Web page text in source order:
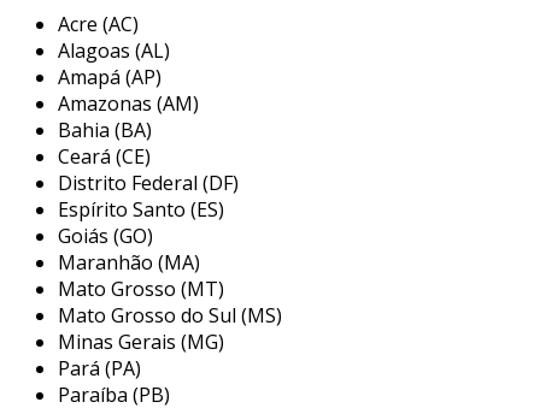
eficiência operacional.
nosso serviço de laudo técnico nr12 obrigatório
oferece uma solução completa e personalizada
para garantir a conformidade legal e a
segurança das máquinas e equipamentos da
sua empresa, seguindo todos os requisitos da
norma regulamentadora nº 12
do trabalho. através de um processo
detalhado, realizamos uma apreciação de risco,
onde mapeamos os riscos associados a cada
máquina e equipamento, identificando zonas de
perigo, pontos de aprisionamento,
esmagamento e choque elétrico, entre outros.
Acre (AC)
Alagoas (AL)
Amapá (AP)
Amazonas (AM)
Bahia (BA)
Ceará (CE)
Distrito Federal (DF)
Espírito Santo (ES)
Goiás (GO)
Maranhão (MA)
Mato Grosso (MT)
Mato Grosso do Sul (MS)
Minas Gerais (MG)
Pará (PA)
Paraíba (PB)